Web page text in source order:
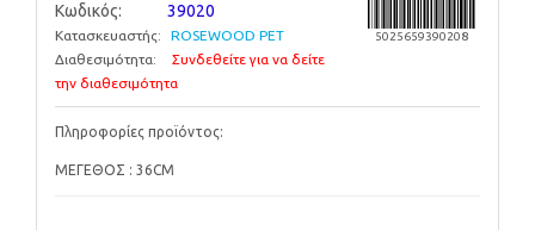
Κωδικός: 39020
Κατασκευαστής:
ROSEWOOD PET
Διαθεσιμότητα:
Συνδεθείτε για να δείτε
την διαθεσιμότητα
5025659390208
Πληροφορίες προϊόντος:
ΜΕΓΕΘΟΣ : 36CM